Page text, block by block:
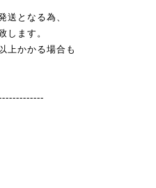
送となる為、
します。
上かかる場合も